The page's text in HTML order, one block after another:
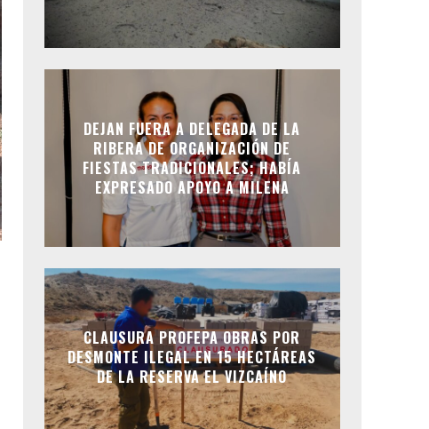
DEJAN FUERA A DELEGADA DE LA
RIBERA DE ORGANIZACIÓN DE
FIESTAS TRADICIONALES; HABÍA
EXPRESADO APOYO A MILENA
CLAUSURA PROFEPA OBRAS POR
DESMONTE ILEGAL EN 15 HECTÁREAS
DE LA RESERVA EL VIZCAÍNO